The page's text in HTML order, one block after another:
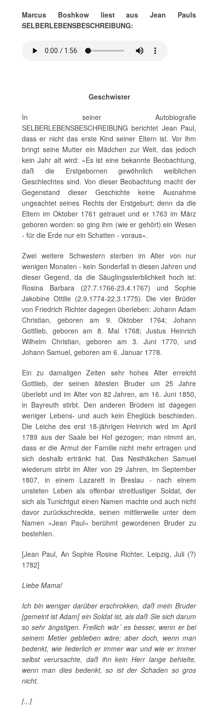
Marcus Boshkow liest aus Jean Pauls
SELBERLEBENSBESCHREIBUNG:
Geschwister
In seiner Autobiografie
SELBERLEBENSBESCHREIBUNG berichtet Jean Paul,
dass er nicht das erste Kind seiner Eltern ist. Vor ihm
bringt seine Mutter ein Mädchen zur Welt, das jedoch
kein Jahr alt wird: »Es ist eine bekannte Beobachtung,
daß die Erstgebornen gewöhnlich weiblichen
Geschlechtes sind. Von dieser Beobachtung macht der
Gegenstand dieser Geschichte keine Ausnahme
ungeachtet seines Rechts der Erstgeburt; denn da die
Eltern im Oktober 1761 getrauet und er 1763 im März
geboren worden: so ging ihm (wie er gehört) ein Wesen
- für die Erde nur ein Schatten - voraus«.
Zwei weitere Schwestern sterben im Alter von nur
wenigen Monaten - kein Sonderfall in diesen Jahren und
dieser Gegend, da die Säuglingssterblichkeit hoch ist:
Rosina Barbara (27.7.1766-23.4.1767) und Sophie
Jakobine Ottilie (2.9.1774-22.3.1775). Die vier Brüder
von Friedrich Richter dagegen überleben: Johann Adam
Christian, geboren am 9. Oktober 1764; Johann
Gottlieb, geboren am 8. Mai 1768; Justus Heinrich
Wilhelm Christian, geboren am 3. Juni 1770, und
Johann Samuel, geboren am 6. Januar 1778.
Ein zu damaligen Zeiten sehr hohes Alter erreicht
Gottlieb, der seinen ältesten Bruder um 25 Jahre
überlebt und im Alter von 82 Jahren, am 16. Juni 1850,
in Bayreuth stirbt. Den anderen Brüdern ist dagegen
weniger Lebens- und auch kein Eheglück beschieden.
Die Leiche des erst 18-jährigen Heinrich wird im April
1789 aus der Saale bei Hof gezogen; man nimmt an,
dass er die Armut der Familie nicht mehr ertragen und
sich deshalb ertränkt hat. Das Nesthäkchen Samuel
wiederum stirbt im Alter von 29 Jahren, im September
1807, in einem Lazarett in Breslau - nach einem
unsteten Leben als offenbar streitlustiger Soldat, der
sich als Tunichtgut einen Namen machte und auch nicht
davor zurückschreckte, seinen mittlerweile unter dem
Namen »Jean Paul« berühmt gewordenen Bruder zu
bestehlen.
[Jean Paul, An Sophie Rosine Richter, Leipzig, Juli (?)
1782]
Liebe Mama!
Ich bin weniger darüber erschrokken, daß mein Bruder
[gemeint ist Adam] ein Soldat ist, als daß Sie sich darum
so sehr ängstigen. Freilich wär´ es besser, wenn er bei
seinem Metier geblieben wäre; aber doch, wenn man
bedenkt, wie liederlich er immer war und wie er immer
selbst verursachte, daß ihn kein Herr lange behielte,
wenn man dies bedenkt, so ist der Schaden so gros
nicht.
[...]